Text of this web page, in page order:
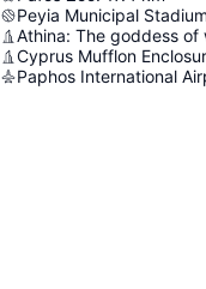
Peyia Municipal Stadium
Athina: The goddess of
Cyprus Mufflon
Paphos International